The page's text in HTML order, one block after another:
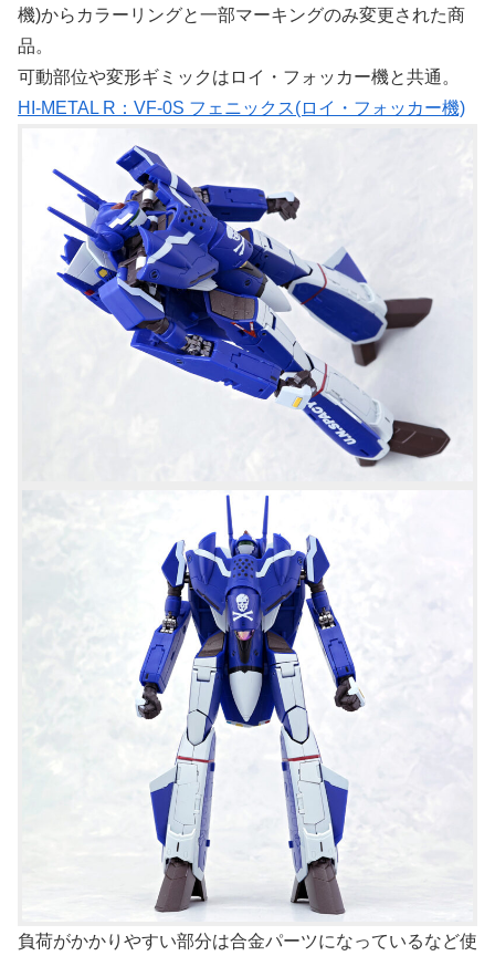
機)からカラーリングと一部マーキングのみ変更された商
品。
可動部位や変形ギミックはロイ・フォッカー機と共通。
HI-METAL R：VF-0S フェニックス(ロイ・フォッカー機)
負荷がかかりやすい部分は合金パーツになっているなど使